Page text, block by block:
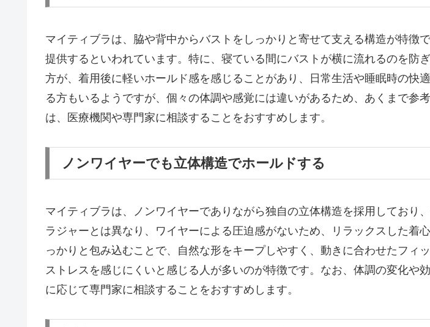
マイティブラは、脇や背中からバストをしっかりと寄せて支える構造が特徴
提供するといわれています。特に、寝ている間にバストが横に流れるのを
方が、着用後に軽いホールド感を感じることがあり、日常生活や睡眠時の快
る方もいるようですが、個々の体調や感覚には違いがあるため、あくまで参
は、医療機関や専門家に相談することをおすすめします。
ノンワイヤーでも立体構造でホールドする
マイティブラは、ノンワイヤーでありながら独自の立体構造を採用してお
ラジャーとは異なり、ワイヤーによる圧迫感がないため、リラックスした着
っかりと包み込むことで、自然な形をキープしやすく、動きに合わせたフィ
ストレスを感じにくいと感じる人が多いのが特徴です。なお、体調の変化
に応じて専門家に相談することをおすすめします。